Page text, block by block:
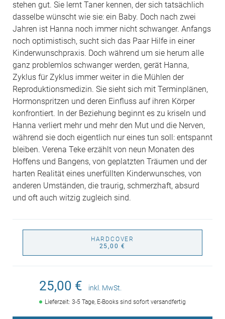
stehen gut. Sie lernt Taner kennen, der sich tatsächlich
dasselbe wünscht wie sie: ein Baby. Doch nach zwei
Jahren ist Hanna noch immer nicht schwanger. Anfangs
noch optimistisch, sucht sich das Paar Hilfe in einer
Kinderwunschpraxis. Doch während um sie herum alle
ganz problemlos schwanger werden, gerät Hanna,
Zyklus für Zyklus immer weiter in die Mühlen der
Reproduktionsmedizin. Sie sieht sich mit Terminplänen,
Hormonspritzen und deren Einfluss auf ihren Körper
konfrontiert. In der Beziehung beginnt es zu kriseln und
Hanna verliert mehr und mehr den Mut und die Nerven,
während sie doch eigentlich nur eines tun soll: entspannt
bleiben. Verena Teke erzählt von neun Monaten des
Hoffens und Bangens, von geplatzten Träumen und der
harten Realität eines unerfüllten Kinderwunsches, von
anderen Umständen, die traurig, schmerzhaft, absurd
und oft auch witzig zugleich sind.
HARDCOVER
25,00 €
25,00 € inkl. MwSt.
Lieferzeit: 3-5 Tage, E-Books sind sofort versandfertig